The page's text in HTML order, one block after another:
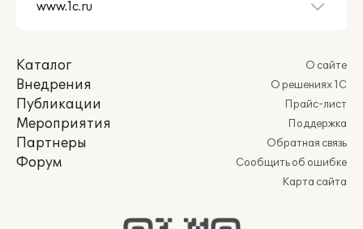
Каталог
Внедрения
Публикации
Мероприятия
Партнеры
Форум
О сайте
О решениях 1С
Прайс-лист
Поддержка
Обратная связь
Сообщить об ошибке
Карта сайта